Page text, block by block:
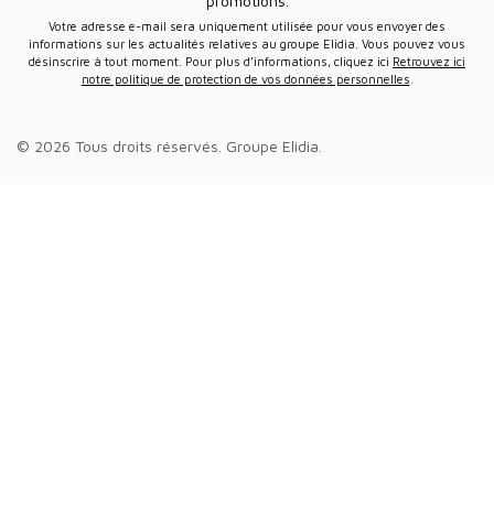
Votre adresse e-mail sera uniquement utilisée pour vous envoyer des
informations sur les actualités relatives au groupe Elidia. Vous pouvez vous
désinscrire à tout moment. Pour plus d’informations, cliquez ici Retrouvez ici
notre politique de protection de vos données personnelles
© 2026 Tous droits réservés. Groupe Elidia